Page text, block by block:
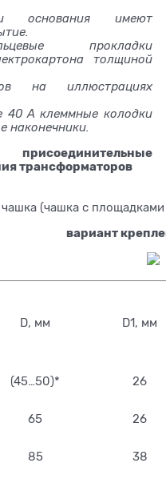
основания имеют
прокладки
толщиной
на иллюстрациях
40 А клеммные колодки
наконечники.
трансформаторов
чашка (чашка с
вариант
D, мм D1, мм
(45…50)* 26
65 26
85 38